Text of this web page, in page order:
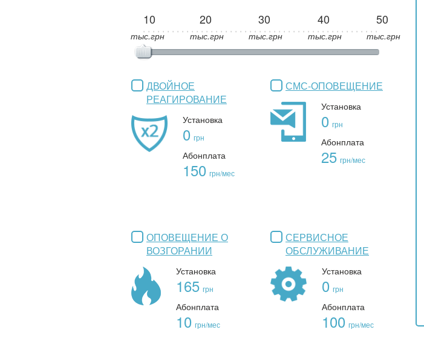
10
тыс.грн
20
тыс.грн
30
тыс.грн
40
тыс.грн
50
тыс.грн
ДВОЙНОЕ
РЕАГИРОВАНИЕ
Установка
0 грн
Абонплата
150 грн/мес
СМС-ОПОВЕЩЕНИЕ
Установка
0 грн
Абонплата
25 грн/мес
ОПОВЕЩЕНИЕ О
ВОЗГОРАНИИ
Установка
165 грн
Абонплата
10 грн/мес
СЕРВИСНОЕ
ОБСЛУЖИВАНИЕ
Установка
0 грн
Абонплата
100 грн/мес